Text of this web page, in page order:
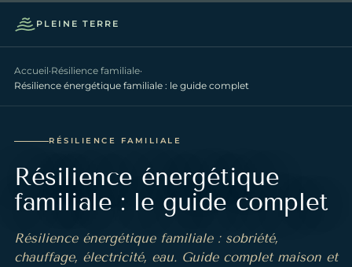
PLEINE TERRE
Accueil·Résilience familiale·
Résilience énergétique familiale : le guide complet
RÉSILIENCE FAMILIALE
Résilience énergétique
familiale : le guide complet
Résilience énergétique familiale : sobriété,
chauffage, électricité, eau. Guide complet maison et